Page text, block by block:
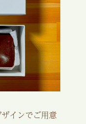
インでご用意